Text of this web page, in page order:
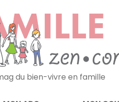
du bien-vivre en famille